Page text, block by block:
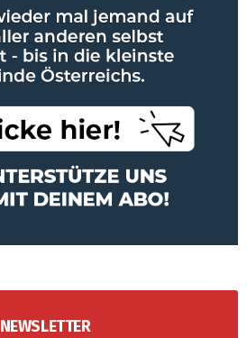
NEWSLETTER